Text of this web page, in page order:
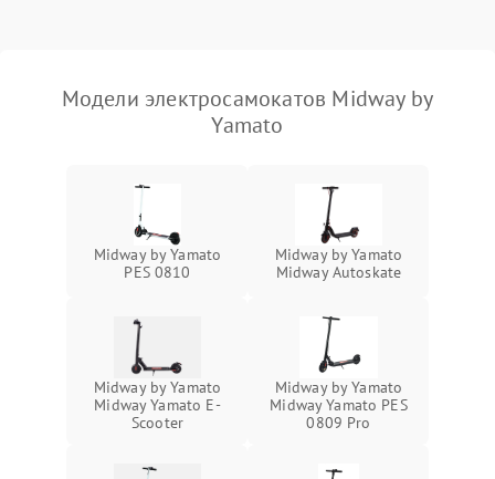
Модели электросамокатов Midway by
Yamato
Midway by Yamato
PES 0810
Midway by Yamato
Midway Autoskate
Midway by Yamato
Midway Yamato E-
Scooter
Midway by Yamato
Midway Yamato PES
0809 Pro